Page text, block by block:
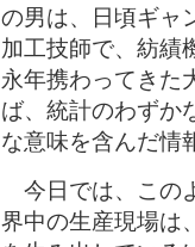
の男は、日頃ギャ
加工技師で、紡績
永年携わってきた
ば、統計のわずか
な意味を含んだ情
今日では、この
界中の生産現場は